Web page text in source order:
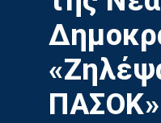
ΠΑΣΟΚ»